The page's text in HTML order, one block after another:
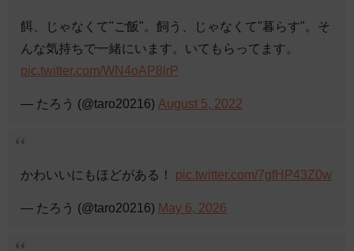
餌、じゃなくて"ご飯"。飼う、じゃなくて"暮らす"。そ
んな気持ちで一緒にいます。いてもらってます。
pic.twitter.com/WN4oAP8lrP
— たろう (@taro20216) August 5, 2022
かわいいにもほどがある！ pic.twitter.com/7gfHP43Z0w
— たろう (@taro20216) May 6, 2026